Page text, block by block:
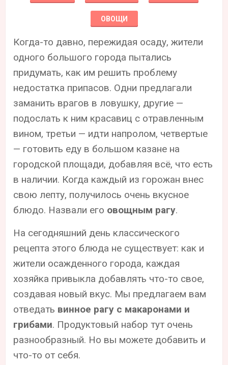
ОВОЩИ
Когда-то давно, пережидая осаду, жители
одного большого города пытались
придумать, как им решить проблему
недостатка припасов. Одни предлагали
заманить врагов в ловушку, другие —
подослать к ним красавиц с отравленным
вином, третьи — идти напролом, четвертые
— готовить еду в большом казане на
городской площади, добавляя всё, что есть
в наличии. Когда каждый из горожан внес
свою лепту, получилось очень вкусное
блюдо. Назвали его овощным рагу.
На сегодняшний день классического
рецепта этого блюда не существует: как и
жители осажденного города, каждая
хозяйка привыкла добавлять что-то свое,
создавая новый вкус. Мы предлагаем вам
отведать винное рагу с макаронами и
грибами. Продуктовый набор тут очень
разнообразный. Но вы можете добавить и
что-то от себя.